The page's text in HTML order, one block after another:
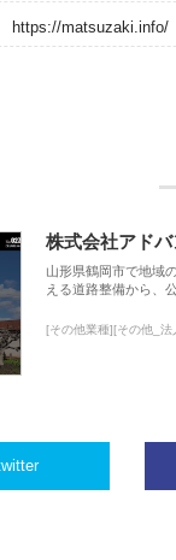
https://matsuzaki.info/
株式会社アド
山形県鶴岡市で地域
える道路整備から、
[その他業種][その他_法